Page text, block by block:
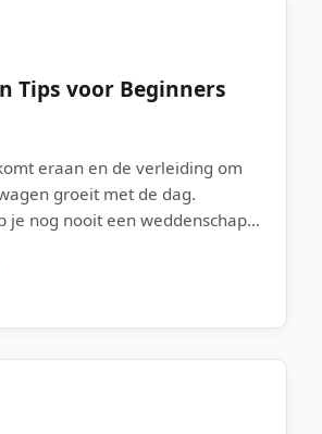
Tips voor Beginners
eraan en de verleiding om
groeit met de dag.
je nog nooit een weddenschap
het vorige toernooi en
op voetbal is geen